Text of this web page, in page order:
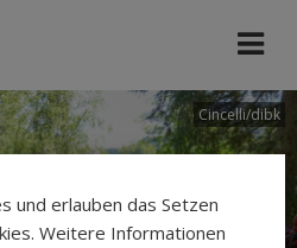
Cincelli/dibk
und erlauben das Setzen
Weitere Informationen